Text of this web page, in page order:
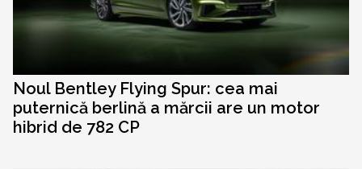
Noul Bentley Flying Spur: cea mai
puternică berlină a mărcii are un motor
hibrid de 782 CP